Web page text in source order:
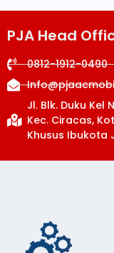
PJA Head
0812-1912-0490
Jl. Blk. Duku Kel
Kec. Ciracas,
Khusus Ibukota